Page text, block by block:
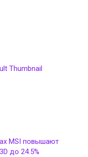
MSI повышают
до 24.5%